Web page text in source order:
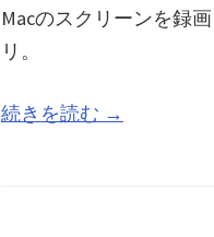
Macのスクリーンを録
リ。
続きを読む →